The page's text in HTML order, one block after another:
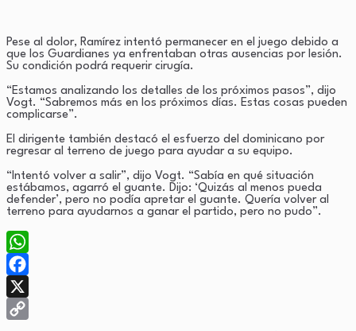
Pese al dolor, Ramírez intentó permanecer en el juego debido a
que los Guardianes ya enfrentaban otras ausencias por lesión.
Su condición podrá requerir cirugía.
“Estamos analizando los detalles de los próximos pasos”, dijo
Vogt. “Sabremos más en los próximos días. Estas cosas pueden
complicarse”.
El dirigente también destacó el esfuerzo del dominicano por
regresar al terreno de juego para ayudar a su equipo.
“Intentó volver a salir”, dijo Vogt. “Sabía en qué situación
estábamos, agarró el guante. Dijo: ‘Quizás al menos pueda
defender’, pero no podía apretar el guante. Quería volver al
terreno para ayudarnos a ganar el partido, pero no pudo”.
WhatsApp
Facebook
X